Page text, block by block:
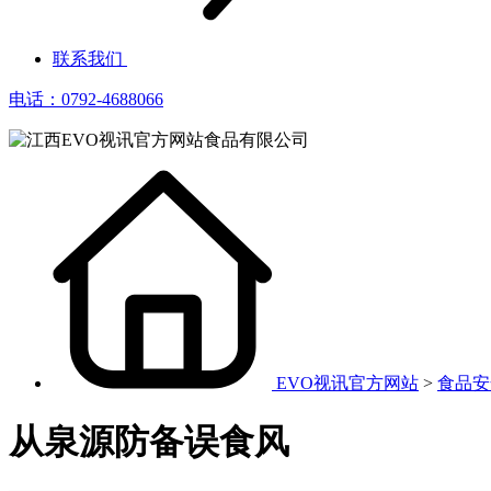
联系我们
电话：0792-4688066
EVO视讯官方网站 > 食品
从泉源防备误食风